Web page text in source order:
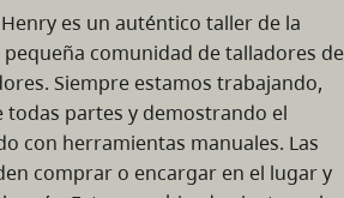
es un auténtico taller de la
pequeña comunidad de talladores de
Siempre estamos trabajando,
todas partes y demostrando el
con herramientas manuales. Las
comprar o encargar en el lugar y